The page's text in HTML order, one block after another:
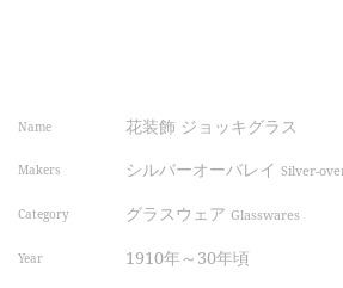
Name 花装飾 ジョッキグラス
Makers シルバーオーバレイ Silver-
Category グラスウェア Glasswares
Year 1910年～30年頃